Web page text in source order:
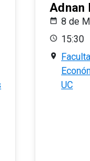
Adnan
8 de
15:30
UC